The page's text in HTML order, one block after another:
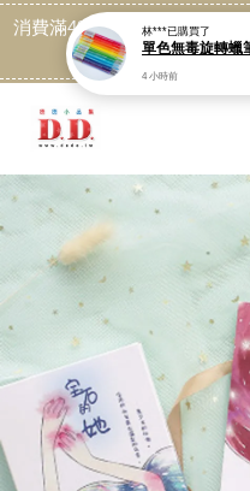
消費滿499免運喔, 記得加
您的購物